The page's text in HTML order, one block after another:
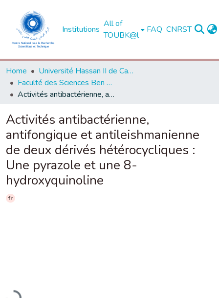
Institutions
All of
TOUBK@l
FAQ CNRST
Home
Université Hassan II de Casablanca
Faculté des Sciences Ben M'Sick - Casablanca
Activités antibactérienne, antifongique et antileishmanienne de deux dérivés hétérocycliques : Une pyrazole et une 8-hydroxyquinoline
Activités antibactérienne,
antifongique et antileishmanienne
de deux dérivés hétérocycliques :
Une pyrazole et une 8-
hydroxyquinoline
fr
Loading...